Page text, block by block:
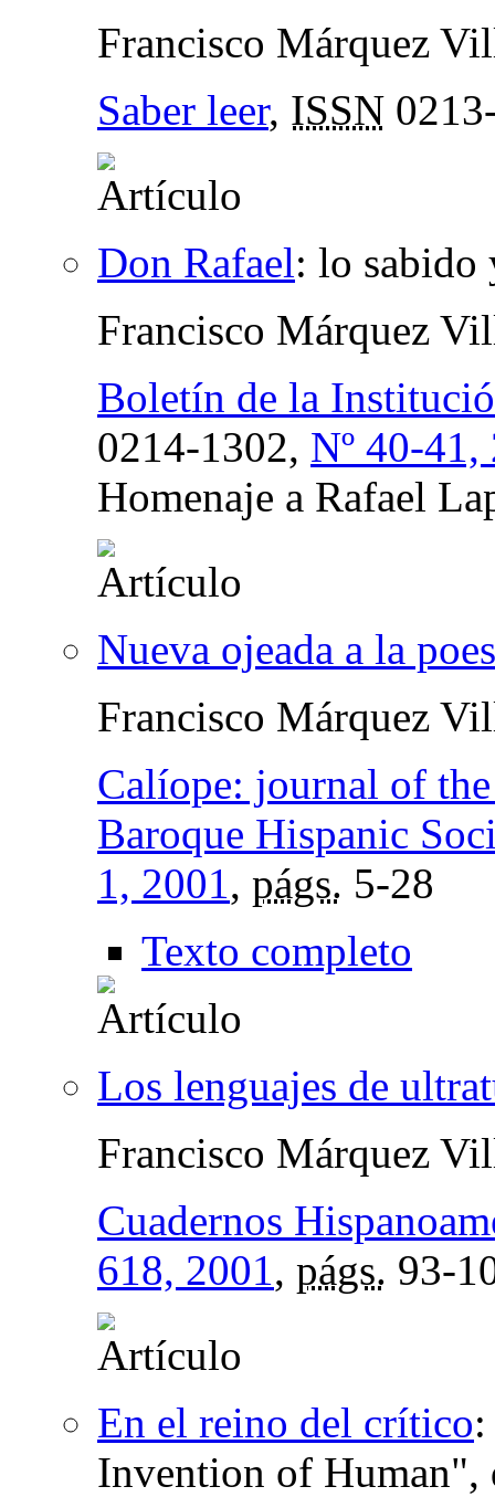
Francisco Márquez
Saber leer, ISSN
Don Rafael: lo sabido
Francisco Márquez
Boletín de la
0214-1302, Nº 40-41,
Homenaje a Rafael
Nueva ojeada a la
Francisco Márquez
Calíope: journal of
Baroque Hispanic
1, 2001, págs. 5-28
Texto completo
Los lenguajes de
Francisco Márquez
Cuadernos
618, 2001, págs. 93-
En el reino del crítico
Invention of Human",